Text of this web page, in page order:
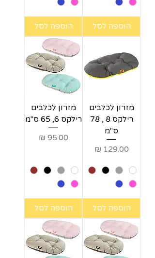
הוספה לסל הוספה לסל
מזרון לכלבים
רילקס 8 , 78
ס"מ
מחיר
הוספה לסל
מזרון לכלבים
רילקס 6, 65 ס"מ
מחיר
הוספה לסל